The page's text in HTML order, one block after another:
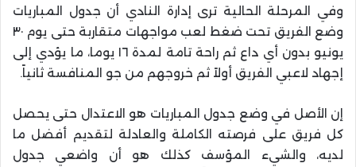
وفي المرحلة الحالية ترى إدارة النادي أن جدول المباريات
وضع الفريق تحت ضغط لعب مواجهات متقاربة حتى يوم ٣٠
يونيو بدون أي داع ثم راحة تامة لمدة ١٦ يوما، ما يؤدي إلى
إجهاد لاعبي الفريق أولاً ثم خروجهم من جو المنافسة ثانياً.
إن الأصل في وضع جدول المباريات هو الاعتدال حتى يحصل
كل فريق على فرصته الكاملة والعادلة لتقديم أفضل ما
لديه، والشيء المؤسف كذلك هو أن واضعي جدول